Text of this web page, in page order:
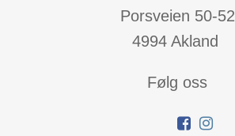
Porsveien 50-52
4994 Akland
Følg oss